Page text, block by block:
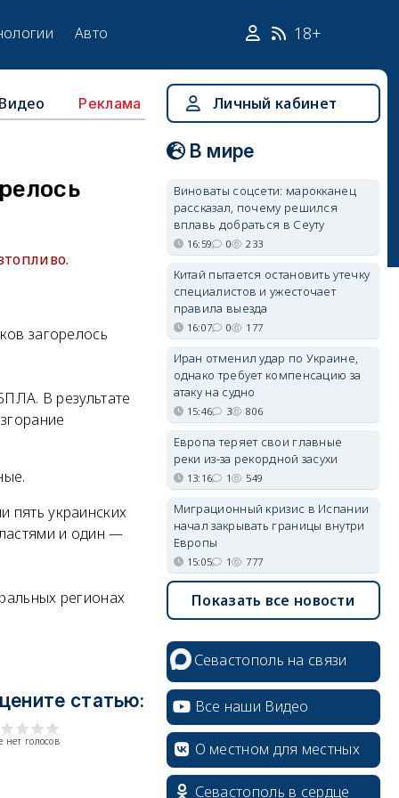
Авто 18+
Видео Реклама
загорелось
В результате
украинских
и один —
регионах
статью:
нет голосов
Личный кабинет
В мире
Виноваты соцсети: марокканец
рассказал, почему решился
вплавь добраться в Сеуту
16:59 0 233
Китай пытается остановить утечку
специалистов и ужесточает
правила выезда
16:07 0 177
Иран отменил удар по Украине,
однако требует компенсацию за
атаку на судно
15:46 3 806
Европа теряет свои главные
реки из-за рекордной засухи
13:16 1 549
Миграционный кризис в Испании
начал закрывать границы внутри
Европы
15:05 1 777
Показать все новости
Севастополь на связи
Все наши Видео
О местном для местных
Севастополь в сердце